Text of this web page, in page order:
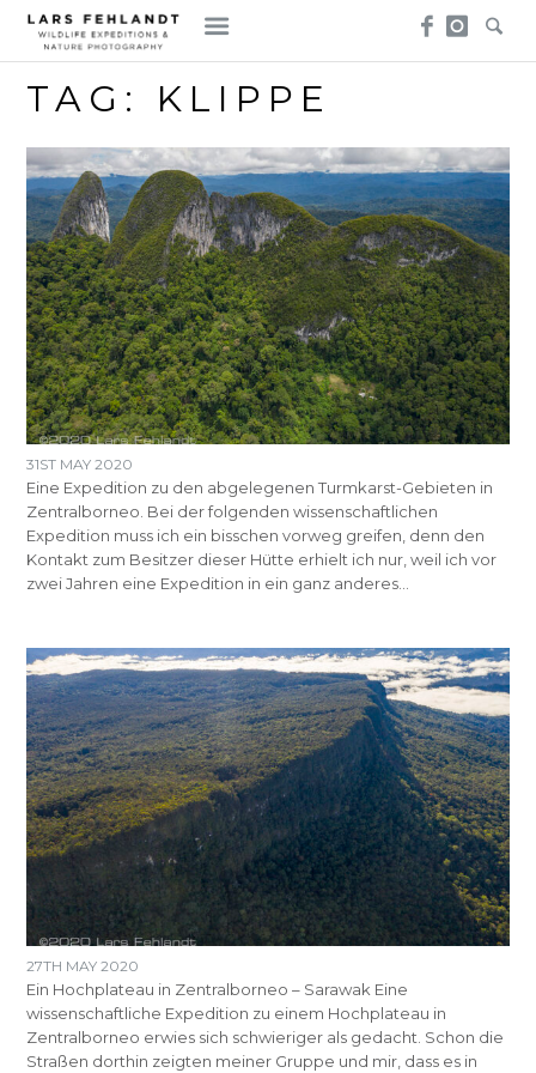
Skip
content
Skip
to
content
TAG: KLIPPE
31ST MAY 2020
Eine Expedition zu den abgelegenen Turmkarst-Gebieten in
Zentralborneo. Bei der folgenden wissenschaftlichen
Expedition muss ich ein bisschen vorweg greifen, denn den
Kontakt zum Besitzer dieser Hütte erhielt ich nur, weil ich vor
zwei Jahren eine Expedition in ein ganz anderes…
27TH MAY 2020
Ein Hochplateau in Zentralborneo – Sarawak Eine
wissenschaftliche Expedition zu einem Hochplateau in
Zentralborneo erwies sich schwieriger als gedacht. Schon die
Straßen dorthin zeigten meiner Gruppe und mir, dass es in